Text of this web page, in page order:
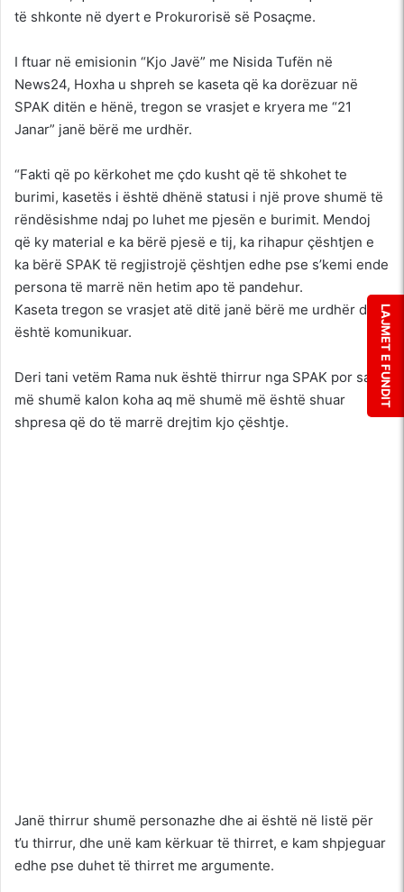
të shkonte në dyert e Prokurorisë së Posaçme.
I ftuar në emisionin “Kjo Javë” me Nisida Tufën në
News24, Hoxha u shpreh se kaseta që ka dorëzuar në
SPAK ditën e hënë, tregon se vrasjet e kryera me “21
Janar” janë bërë me urdhër.
“Fakti që po kërkohet me çdo kusht që të shkohet te
burimi, kasetës i është dhënë statusi i një prove shumë të
rëndësishme ndaj po luhet me pjesën e burimit. Mendoj
që ky material e ka bërë pjesë e tij, ka rihapur çështjen e
ka bërë SPAK të regjistrojë çështjen edhe pse s’kemi ende
persona të marrë nën hetim apo të pandehur.
Kaseta tregon se vrasjet atë ditë janë bërë me urdhër dhe
është komunikuar.
Deri tani vetëm Rama nuk është thirrur nga SPAK por sa
më shumë kalon koha aq më shumë më është shuar
shpresa që do të marrë drejtim kjo çështje.
Janë thirrur shumë personazhe dhe ai është në listë për
t’u thirrur, dhe unë kam kërkuar të thirret, e kam shpjeguar
edhe pse duhet të thirret me argumente.
LAJMET E FUNDIT